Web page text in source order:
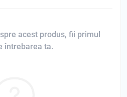
acest produs, fii primul
întrebarea ta.